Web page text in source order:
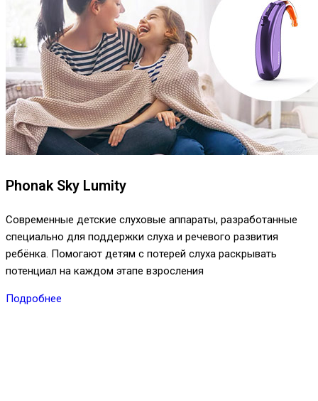
Phonak Sky Lumity
Современные детские слуховые аппараты, разработанные
специально для поддержки слуха и речевого развития
ребёнка. Помогают детям с потерей слуха раскрывать
потенциал на каждом этапе взросления
Подробнее